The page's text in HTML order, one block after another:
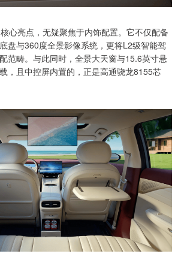
心亮点，无疑聚焦于内饰配置。它不仅配备
盘与360度全景影像系统，更将L2级智能驾
范畴。与此同时，全景大天窗与15.6英寸悬
，且中控屏内置的，正是高通骁龙8155芯